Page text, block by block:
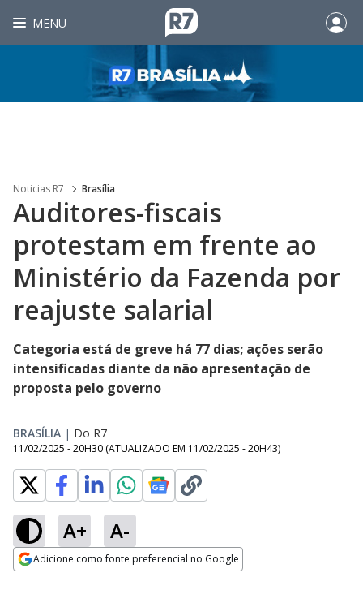
MENU
Noticias R7 Brasília
Auditores-fiscais
protestam em frente ao
Ministério da Fazenda por
reajuste salarial
Categoria está de greve há 77 dias; ações serão
intensificadas diante da não apresentação de
proposta pelo governo
BRASÍLIA | Do R7
11/02/2025 - 20H30 (ATUALIZADO EM 11/02/2025 - 20H43)
A+ A-
Adicione como fonte preferencial no Google